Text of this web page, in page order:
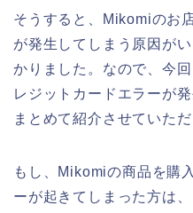
そうすると、Mikomiのお
が発生してしまう原因が
かりました。なので、今
レジットカードエラーが
まとめて紹介させていただ
もし、Mikomiの商品を購
ーが起きてしまった方は